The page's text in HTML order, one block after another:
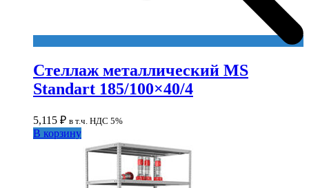
Стеллаж металлический MS
Standart 185/100×40/4
5,115 ₽ в т.ч. НДС 5%
В корзину